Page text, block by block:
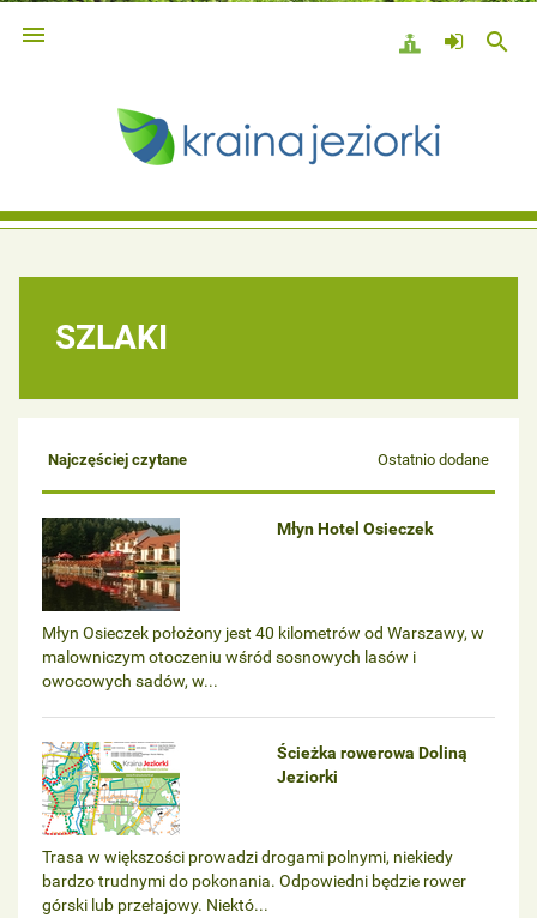
 search
SZLAKI
Najczęściej czytane Ostatnio dodane
Młyn Hotel Osieczek
Młyn Osieczek położony jest 40 kilometrów od Warszawy, w
malowniczym otoczeniu wśród sosnowych lasów i
owocowych sadów, w...
Ścieżka rowerowa Doliną
Jeziorki
Trasa w większości prowadzi drogami polnymi, niekiedy
bardzo trudnymi do pokonania. Odpowiedni będzie rower
górski lub przełajowy. Niektó...